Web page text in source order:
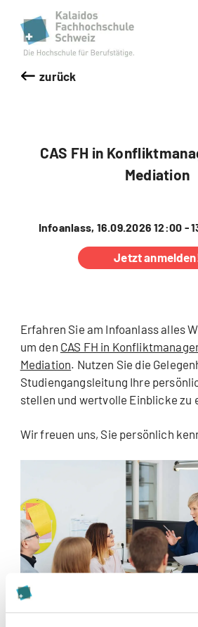
Kalaidos
zurück
CAS FH in
Mediation
Infoanlass, 16.09.2026 12:00 -
Jetzt
Erfahren Sie am Infoanlass alles
um den CAS FH in
Mediation. Nutzen Sie die
Studiengangsleitung Ihre
stellen und wertvolle Einblicke zu
Wir freuen uns, Sie persönlich